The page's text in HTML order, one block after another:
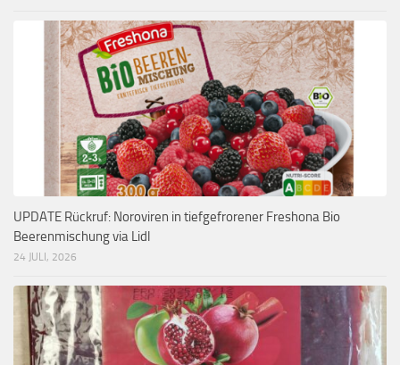
UPDATE Rückruf: Noroviren in tiefgefrorener Freshona Bio
Beerenmischung via Lidl
24 JULI, 2026